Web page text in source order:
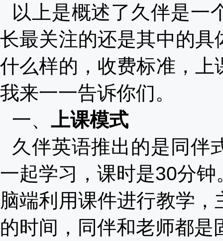
以上是概述了久伴是一
长最关注的还是其中的
什么样的，收费标准，
我来一一告诉你们。
一、 上课模式
久伴英语推出的是同伴
一起学习，课时是30分钟
脑端利用课件进行教学
的时间，同伴和老师都是